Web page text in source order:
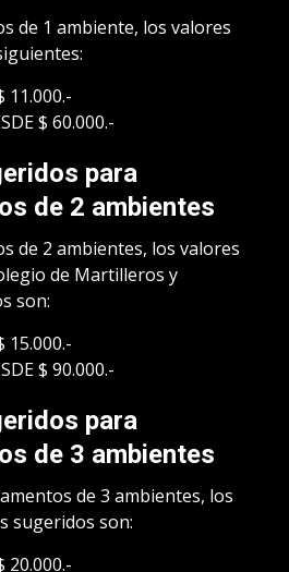
de 1 ambiente, los valores
11.000.-
$ 60.000.-
para
de 2 ambientes
de 2 ambientes, los valores
de Martilleros y
son:
15.000.-
$ 90.000.-
para
de 3 ambientes
de 3 ambientes, los
sugeridos son:
20.000.-